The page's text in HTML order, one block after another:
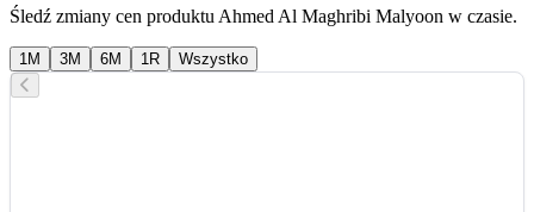
Śledź zmiany cen produktu Ahmed Al Maghribi Malyoon w czasie.
1M 3M 6M 1R Wszystko